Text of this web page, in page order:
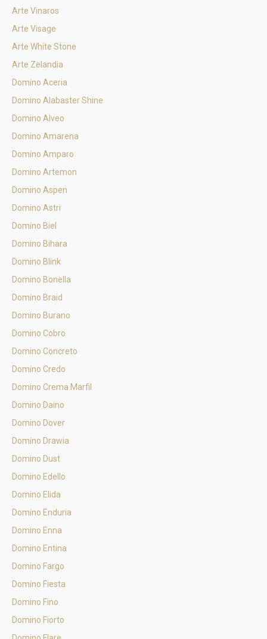
Arte Vinaros
Arte Visage
Arte White Stone
Arte Zelandia
Domino Aceria
Domino Alabaster Shine
Domino Alveo
Domino Amarena
Domino Amparo
Domino Artemon
Domino Aspen
Domino Astri
Domino Biel
Domino Bihara
Domino Blink
Domino Bonella
Domino Braid
Domino Burano
Domino Cobro
Domino Concreto
Domino Credo
Domino Crema Marfil
Domino Daino
Domino Dover
Domino Drawia
Domino Dust
Domino Edello
Domino Elida
Domino Enduria
Domino Enna
Domino Entina
Domino Fargo
Domino Fiesta
Domino Fino
Domino Fiorto